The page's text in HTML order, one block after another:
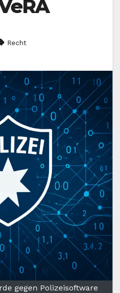
Recht
gegen Polizeisoftware